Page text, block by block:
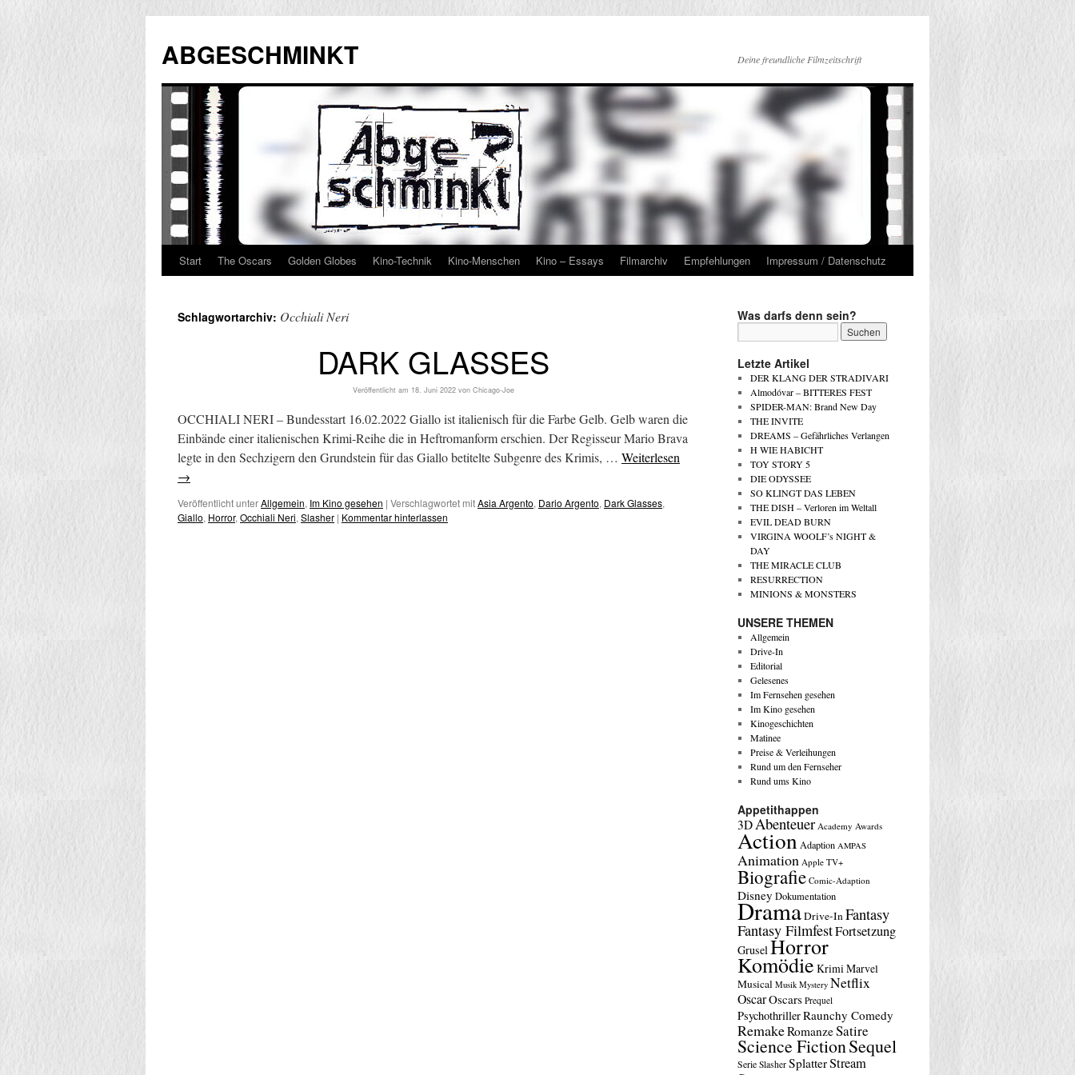
springen
ABGESCHMINKT Deine freundliche Filmzeitschrift
Start The Oscars Golden Globes Kino-Technik Kino-Menschen Kino – Essays Filmarchiv Empfehlungen Impressum / Datenschutz
Schlagwortarchiv: Occhiali Neri
DARK GLASSES
Veröffentlicht am 18. Juni 2022 von Chicago-Joe
OCCHIALI NERI – Bundesstart 16.02.2022 Giallo ist italienisch für die Farbe Gelb. Gelb waren die
Einbände einer italienischen Krimi-Reihe die in Heftromanform erschien. Der Regisseur Mario Brava
legte in den Sechzigern den Grundstein für das Giallo betitelte Subgenre des Krimis, … Weiterlesen
→
Veröffentlicht unterAllgemein, Im Kino gesehen | Verschlagwortet mitAsia Argento, Dario Argento, Dark Glasses,
Giallo, Horror, Occhiali Neri, Slasher | Kommentar hinterlassen
Was darfs denn sein?
Letzte Artikel
DER KLANG DER STRADIVARI
Almodóvar – BITTERES FEST
SPIDER-MAN: Brand New Day
THE INVITE
DREAMS – Gefährliches Verlangen
H WIE HABICHT
TOY STORY 5
DIE ODYSSEE
SO KLINGT DAS LEBEN
THE DISH – Verloren im Weltall
EVIL DEAD BURN
VIRGINA WOOLF’s NIGHT &
DAY
THE MIRACLE CLUB
RESURRECTION
MINIONS & MONSTERS
UNSERE THEMEN
Allgemein
Drive-In
Editorial
Gelesenes
Im Fernsehen gesehen
Im Kino gesehen
Kinogeschichten
Matinee
Preise & Verleihungen
Rund um den Fernseher
Rund ums Kino
Appetithappen
3DAbenteuer Academy Awards
Action Adaption AMPAS
Animation Apple TV+
Biografie Comic-Adaption
Disney Dokumentation
DramaDrive-InFantasy
Fantasy FilmfestFortsetzung
GruselHorror
Komödie KrimiMarvel
Musical Musik Mystery Netflix
OscarOscars Prequel
PsychothrillerRaunchy Comedy
RemakeRomanzeSatire
Science FictionSequel
Serie Slasher SplatterStream